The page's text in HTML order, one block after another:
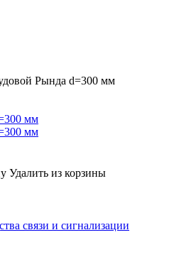
Рында d=300 мм
Удалить из корзины
связи и сигнализации